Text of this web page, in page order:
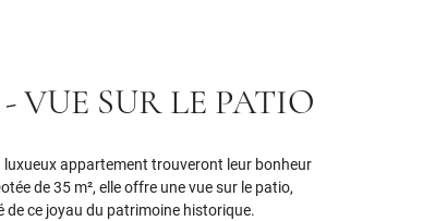
VUE SUR LE PATIO
luxueux appartement trouveront leur bonheur
de 35 m², elle offre une vue sur le patio,
ce joyau du patrimoine historique.